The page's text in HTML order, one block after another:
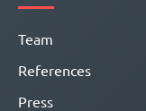
Team
References
Press